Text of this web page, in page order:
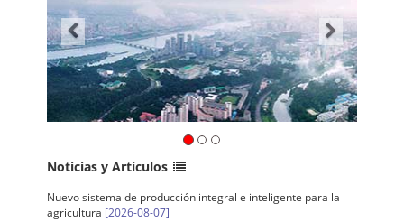
Noticias y Artículos
Nuevo sistema de producción integral e inteligente para la
agricultura [2026-08-07]